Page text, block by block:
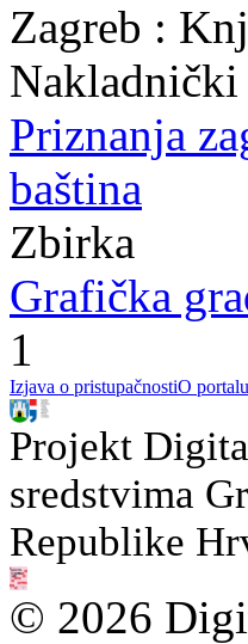
Zagreb :
Priznanja
baština
Zbirka
Grafička
1
Izjava o pristupačnostiO portalu
Projekt
sredstvima
Republike
© 2026